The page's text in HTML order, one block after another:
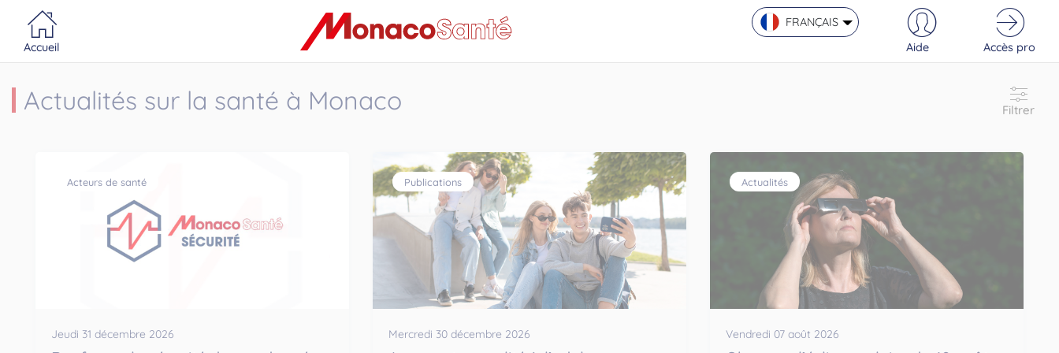
Accueil
Portail MonacoSante
FRANÇAIS
Aide
Accès pro
Actualités sur la santé à Monaco Filtrer
Acteurs de santé
Jeudi 31 décembre 2026
Publications
Mercredi 30 décembre 2026
Actualités
Vendredi 07 août 2026
Panneau de gestion des cookies